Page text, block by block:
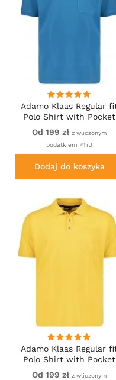
Adamo Klaas Regular
Polo Shirt with Pocket
Petrol
Od 199 zł z wliczonym
podatkiem PTiU
Dodaj do koszyka
Adamo Klaas Regular
Polo Shirt with Pocket
Yellow
Od 199 zł z wliczonym